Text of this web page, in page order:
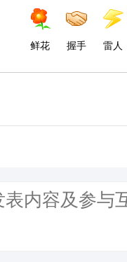
鲜花 握手 雷人